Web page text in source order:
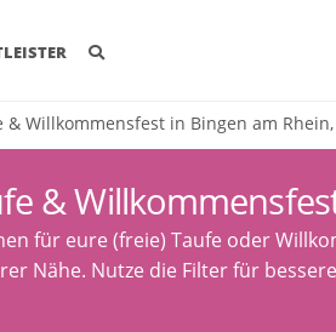
Willkommensfest in Bingen am
&
für eure (freie) Taufe oder
Nähe. Nutze die Filter für